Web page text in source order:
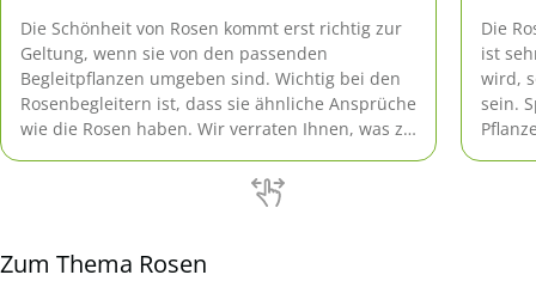
Die Schönheit von Rosen kommt erst richtig zur
Geltung, wenn sie von den passenden
Begleitpflanzen umgeben sind. Wichtig bei den
Rosenbegleitern ist, dass sie ähnliche Ansprüche
wie die Rosen haben. Wir verraten Ihnen, was zu
Die
ist
wird,
sein.
Zum Thema Rosen